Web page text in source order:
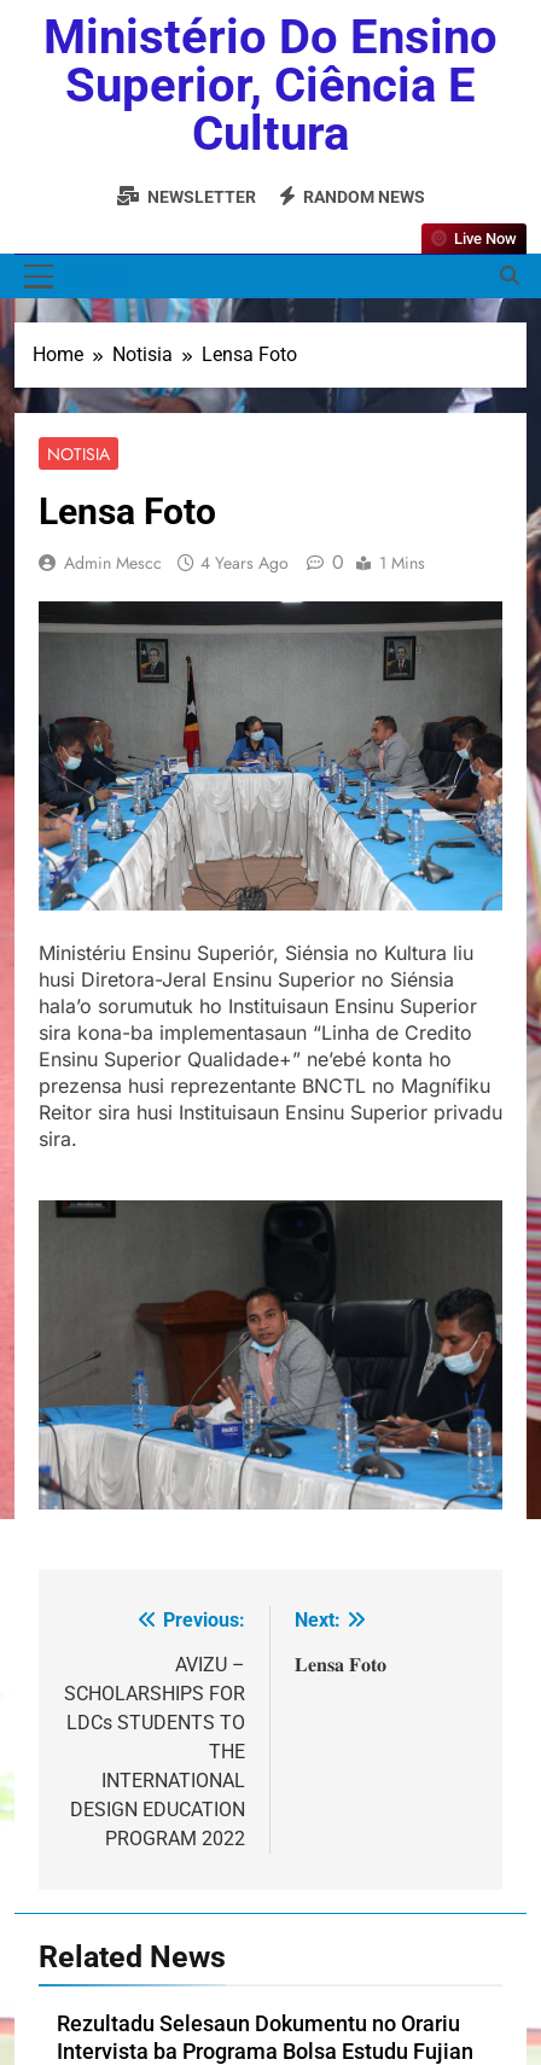
Ministério Do Ensino
Superior, Ciência E
Cultura
NEWSLETTER RANDOM NEWS
Live Now
Home Notisia Lensa Foto
NOTISIA
Lensa Foto
Admin Mescc 4 Years Ago 0 1 Mins
Ministériu Ensinu Superiór, Siénsia no Kultura liu
husi Diretora-Jeral Ensinu Superior no Siénsia
hala’o sorumutuk ho Instituisaun Ensinu Superior
sira kona-ba implementasaun “Linha de Credito
Ensinu Superior Qualidade+” ne’ebé konta ho
prezensa husi reprezentante BNCTL no Magnífiku
Reitor sira husi Instituisaun Ensinu Superior privadu
sira.
navigation
Previous:
AVIZU –
SCHOLARSHIPS FOR
LDCs STUDENTS TO
THE
INTERNATIONAL
DESIGN EDUCATION
PROGRAM 2022
Next:
𝐋𝐞𝐧𝐬𝐚 𝐅𝐨𝐭𝐨
Related News
Rezultadu Selesaun Dokumentu no Orariu
Intervista ba Programa Bolsa Estudu Fujian